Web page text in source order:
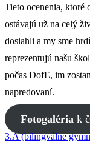
Tieto ocenenia, ktoré
ostávajú už na celý
dosiahli a my sme
reprezentujú našu
počas DofE, im
napredovaní.
Fotogaléria k
3.A (bilingválne